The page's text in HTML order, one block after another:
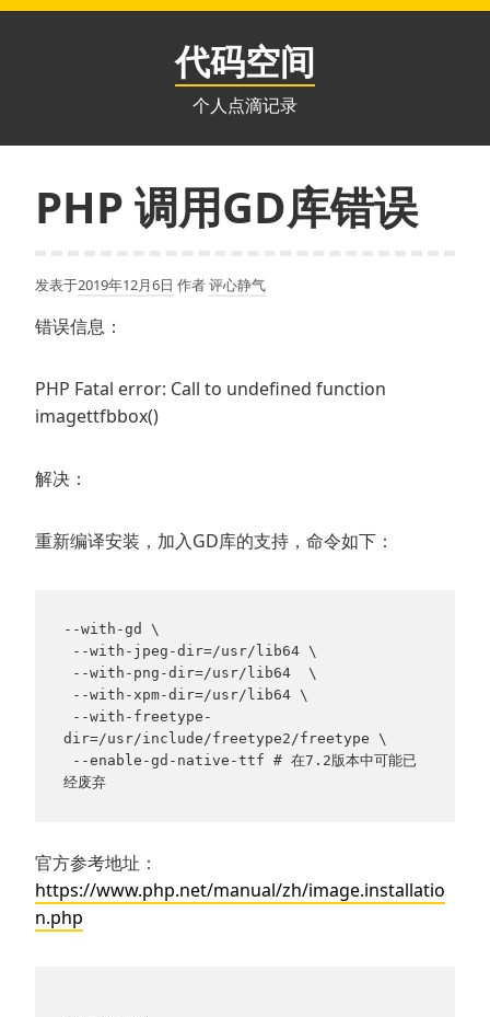
跳
代码空间
个人点滴记录
PHP 调用GD库错误
发表于2019年12月6日 作者评心静气
错误信息：
PHP Fatal error: Call to undefined function
imagettfbbox()
解决：
重新编译安装，加入GD库的支持，命令如下：
--with-gd \
--with-jpeg-dir=/usr/lib64 \
--with-png-dir=/usr/lib64  \
--with-xpm-dir=/usr/lib64 \
dir=/usr/include/freetype2/freetype \
经废弃
官方参考地址：
https://www.php.net/manual/zh/image.installatio
n.php